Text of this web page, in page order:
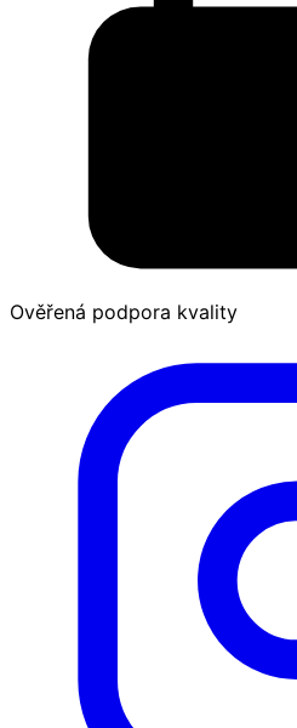
Ověřená podpora kvality